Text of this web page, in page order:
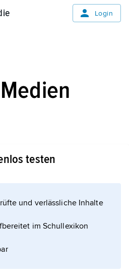
Login
testen
und verlässliche Inhalte
im Schullexikon